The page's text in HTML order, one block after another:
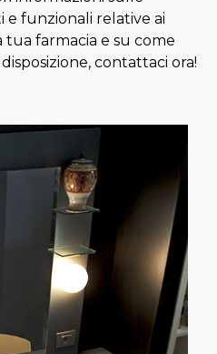
e funzionali relative ai
farmacia e su come
contattaci ora!